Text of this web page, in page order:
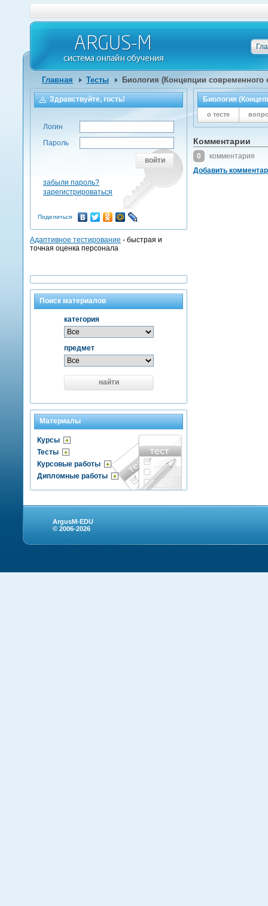
Главная Тесты Биология (Концепции современного
Биология
о тесте
Комментарии
0
комментария
Добавить
Здравствуйте, гость!
Логин
Пароль
войти
забыли пароль?
зарегистрироваться
Поделиться
Адаптивное тестирование - быстрая и
точная оценка персонала
Поиск материалов
категория
предмет
найти
Материалы
Курсы
Тесты
Курсовые работы
Дипломные работы
ArgusM-EDU
© 2006-2026